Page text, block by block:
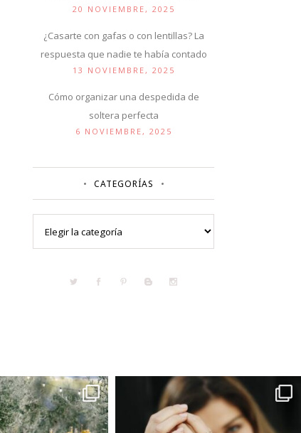
20 NOVIEMBRE, 2025
¿Casarte con gafas o con lentillas? La
respuesta que nadie te había contado
13 NOVIEMBRE, 2025
Cómo organizar una despedida de
soltera perfecta
6 NOVIEMBRE, 2025
CATEGORÍAS